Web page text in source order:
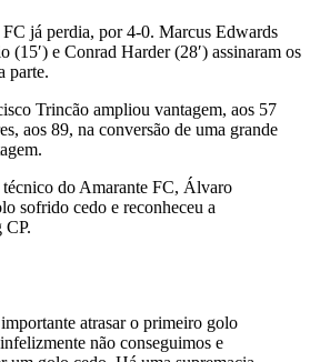
já perdia, por 4-0. Marcus Edwards
(15′) e Conrad Harder (28′) assinaram os
parte.
Trincão ampliou vantagem, aos 57
aos 89, na conversão de uma grande
do Amarante FC, Álvaro
sofrido cedo e reconheceu a
CP.
atrasar o primeiro golo
não conseguimos e